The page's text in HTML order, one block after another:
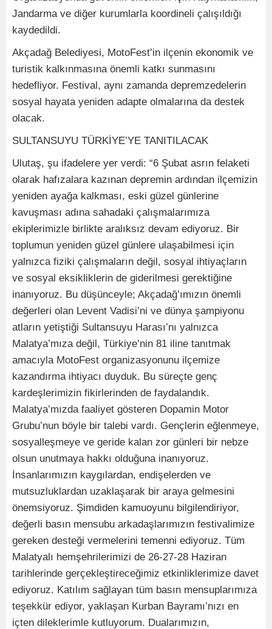
Jandarma ve diğer kurumlarla koordineli çalışıldığı
kaydedildi.
Akçadağ Belediyesi, MotoFest’in ilçenin ekonomik ve
turistik kalkınmasına önemli katkı sunmasını
hedefliyor. Festival, aynı zamanda depremzedelerin
sosyal hayata yeniden adapte olmalarına da destek
olacak.
SULTANSUYU TÜRKİYE’YE TANITILACAK
Ulutaş, şu ifadelere yer verdi: “6 Şubat asrın felaketi
olarak hafızalara kazınan depremin ardından ilçemizin
yeniden ayağa kalkması, eski güzel günlerine
kavuşması adına sahadaki çalışmalarımıza
ekiplerimizle birlikte aralıksız devam ediyoruz. Bir
toplumun yeniden güzel günlere ulaşabilmesi için
yalnızca fiziki çalışmaların değil, sosyal ihtiyaçların
ve sosyal eksikliklerin de giderilmesi gerektiğine
inanıyoruz. Bu düşünceyle; Akçadağ’ımızın önemli
değerleri olan Levent Vadisi’ni ve dünya şampiyonu
atların yetiştiği Sultansuyu Harası’nı yalnızca
Malatya’mıza değil, Türkiye’nin 81 iline tanıtmak
amacıyla MotoFest organizasyonunu ilçemize
kazandırma ihtiyacı duyduk. Bu süreçte genç
kardeşlerimizin fikirlerinden de faydalandık.
Malatya’mızda faaliyet gösteren Dopamin Motor
Grubu’nun böyle bir talebi vardı. Gençlerin eğlenmeye,
sosyalleşmeye ve geride kalan zor günleri bir nebze
olsun unutmaya hakkı olduğuna inanıyoruz.
İnsanlarımızın kaygılardan, endişelerden ve
mutsuzluklardan uzaklaşarak bir araya gelmesini
önemsiyoruz. Şimdiden kamuoyunu bilgilendiriyor,
değerli basın mensubu arkadaşlarımızın festivalimize
gereken desteği vermelerini temenni ediyoruz. Tüm
Malatyalı hemşehrilerimizi de 26-27-28 Haziran
tarihlerinde gerçekleştireceğimiz etkinliklerimize davet
ediyoruz. Katılım sağlayan tüm basın mensuplarımıza
teşekkür ediyor, yaklaşan Kurban Bayramı’nızı en
içten dileklerimle kutluyorum. Dualarımızın,